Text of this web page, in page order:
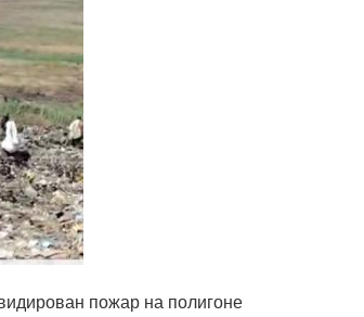
пожар на полигоне